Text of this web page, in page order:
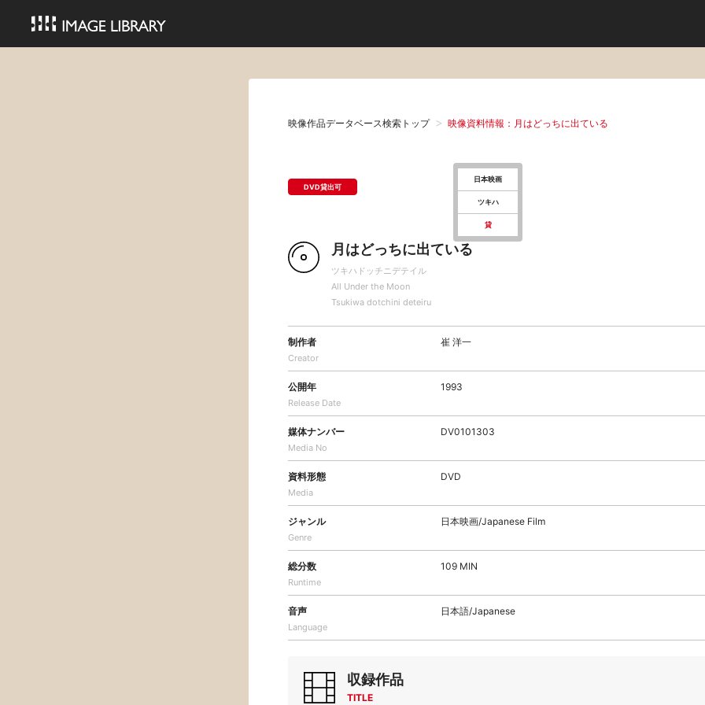
映像作品データベース検索トップ 映像資料情報：月はどっちに出ている
DVD貸出可
日本映画
ツキハ
貸
月はどっちに出ている
ツキハドッチニデテイル
All Under the Moon
Tsukiwa dotchini deteiru
制作者
Creator
崔 洋一
公開年
Release Date
1993
媒体ナンバー
Media No
DV0101303
資料形態
Media
DVD
ジャンル
Genre
日本映画/Japanese Film
総分数
Runtime
109 MIN
音声
Language
日本語/Japanese
収録作品
TITLE